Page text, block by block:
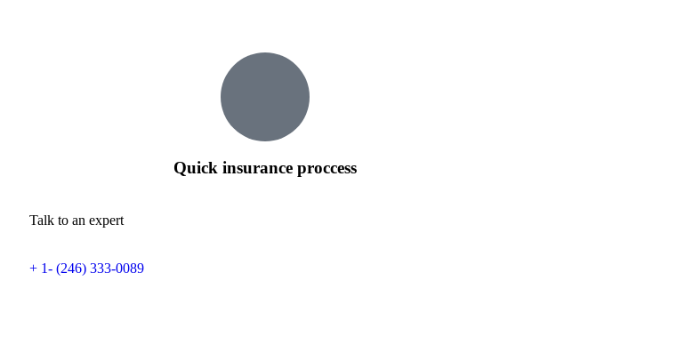
Quick insurance proccess
Talk to an expert
+ 1- (246) 333-0089